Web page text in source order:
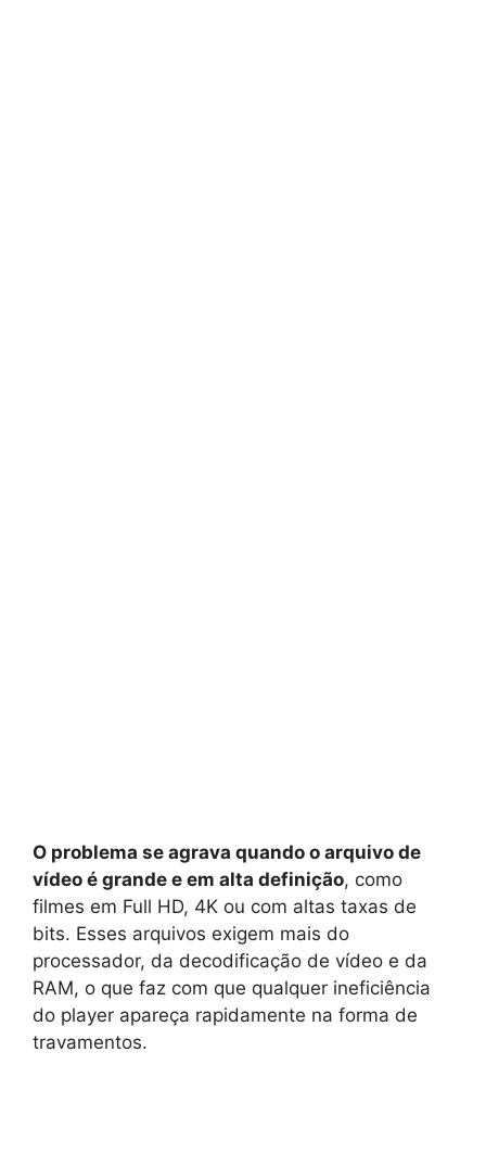
O problema se agrava quando o arquivo de
vídeo é grande e em alta definição, como
filmes em Full HD, 4K ou com altas taxas de
bits. Esses arquivos exigem mais do
processador, da decodificação de vídeo e da
RAM, o que faz com que qualquer ineficiência
do player apareça rapidamente na forma de
travamentos.